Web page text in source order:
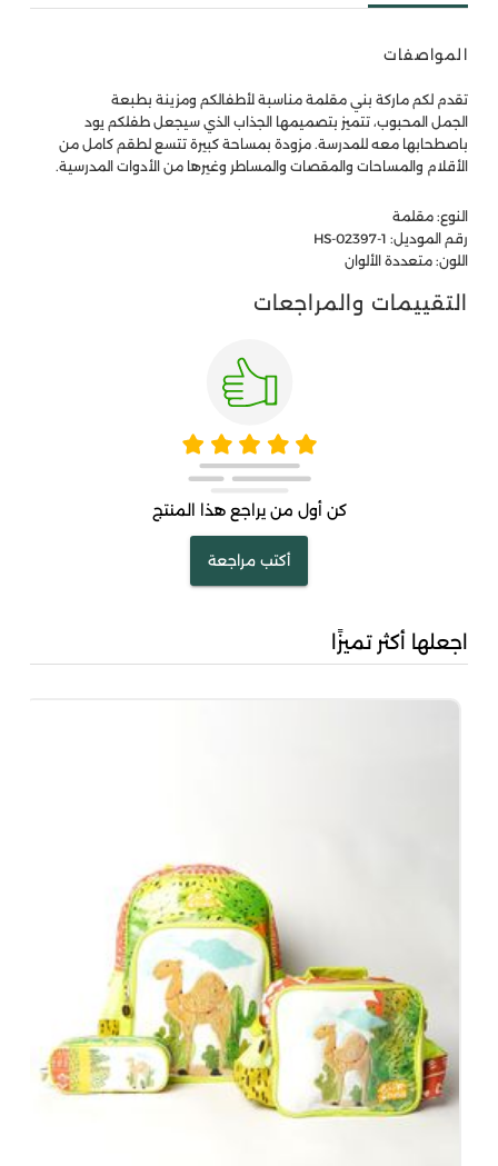
المواصفات
تقدم لكم ماركة بني مقلمة مناسبة لأطفالكم ومزينة بطبعة
الجمل المحبوب، تتميز بتصميمها الجذاب الذي سيجعل طفلكم يود
باصطحابها معه للمدرسة. مزودة بمساحة كبيرة تتسع لطقم كامل من
الأقلام والمساحات والمقصات والمساطر وغيرها من الأدوات المدرسية.
النوع: مقلمة
رقم الموديل: HS-02397-1
اللون: متعددة الألوان
التقييمات والمراجعات
كن أول من يراجع هذا المنتج
أكتب مراجعة
اجعلها أكثر تميزًا